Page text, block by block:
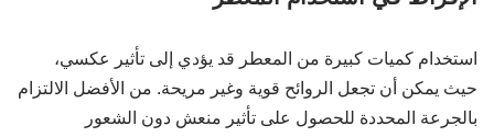
استخدام كميات كبيرة من المعطر قد يؤدي إلى تأثير عكسي،
حيث يمكن أن تجعل الروائح قوية وغير مريحة. من الأفضل الالتزام
بالجرعة المحددة للحصول على تأثير منعش دون الشعور